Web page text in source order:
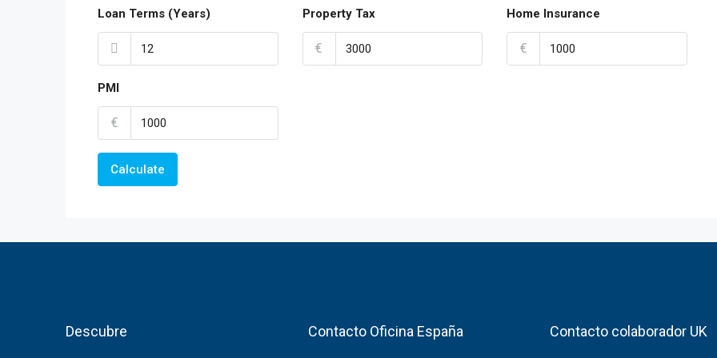
Loan Terms (Years) Property Tax
€
Home Insurance
€
PMI
€
Calculate
Descubre Contacto Oficina España Contacto colaborador UK